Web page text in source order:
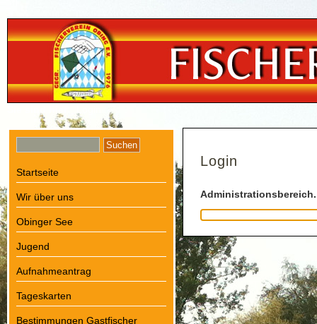
Startseite
Wir über uns
Obinger See
Jugend
Aufnahmeantrag
Tageskarten
Bestimmungen Gastfischer
Login